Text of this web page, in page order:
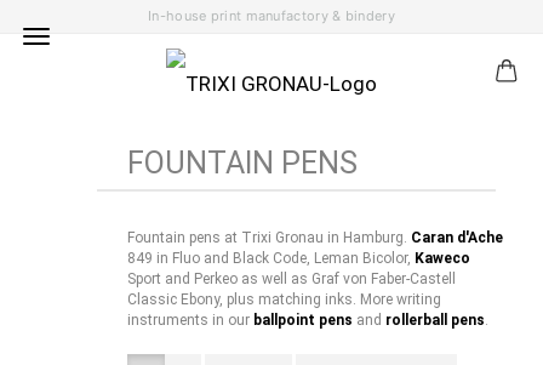
In-house print manufactory & bindery
FOUNTAIN PENS
Fountain pens at Trixi Gronau in Hamburg. Caran d'Ache
849 in Fluo and Black Code, Leman Bicolor, Kaweco
Sport and Perkeo as well as Graf von Faber-Castell
Classic Ebony, plus matching inks. More writing
instruments in our ballpoint pens and rollerball pens.